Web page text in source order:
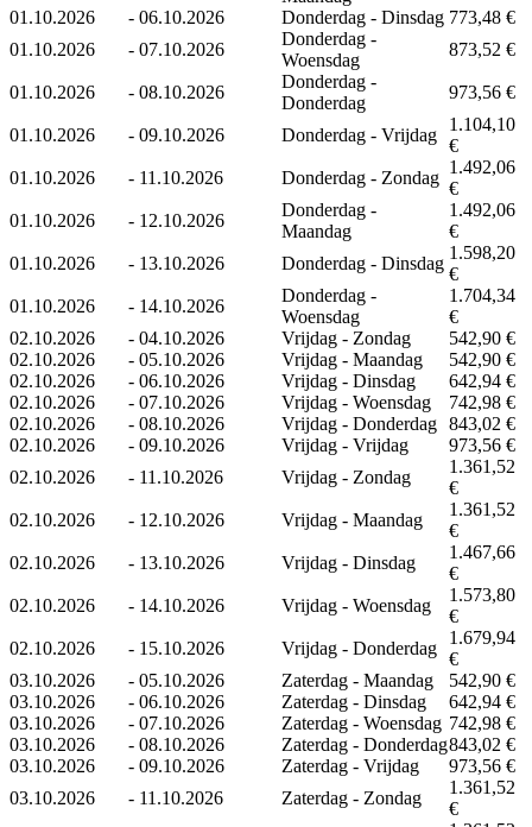
01.10.2026
- 06.10.2026 Donderdag - Dinsdag 773,48 €
01.10.2026
- 07.10.2026
Donderdag -
Woensdag
873,52 €
01.10.2026 - 08.10.2026
Donderdag -
Donderdag
973,56 €
01.10.2026 - 09.10.2026 Donderdag - Vrijdag
1.104,10
€
01.10.2026
- 11.10.2026 Donderdag - Zondag
1.492,06
€
01.10.2026
- 12.10.2026
Donderdag -
Maandag
1.492,06
€
01.10.2026
- 13.10.2026 Donderdag - Dinsdag
1.598,20
€
01.10.2026
- 14.10.2026
Donderdag -
Woensdag
1.704,34
€
02.10.2026
- 04.10.2026 Vrijdag - Zondag
542,90 €
02.10.2026
- 05.10.2026 Vrijdag - Maandag
542,90 €
02.10.2026
- 06.10.2026 Vrijdag - Dinsdag
642,94 €
02.10.2026
- 07.10.2026 Vrijdag - Woensdag
742,98 €
02.10.2026
- 08.10.2026 Vrijdag - Donderdag 843,02 €
02.10.2026
- 09.10.2026 Vrijdag - Vrijdag
973,56 €
02.10.2026
- 11.10.2026 Vrijdag - Zondag
1.361,52
€
02.10.2026
- 12.10.2026 Vrijdag - Maandag
1.361,52
€
02.10.2026
- 13.10.2026 Vrijdag - Dinsdag
1.467,66
€
02.10.2026
- 14.10.2026 Vrijdag - Woensdag
1.573,80
€
02.10.2026
- 15.10.2026 Vrijdag - Donderdag
1.679,94
€
03.10.2026
- 05.10.2026 Zaterdag - Maandag
542,90 €
03.10.2026
- 06.10.2026 Zaterdag - Dinsdag
642,94 €
03.10.2026
- 07.10.2026 Zaterdag - Woensdag 742,98 €
03.10.2026
- 08.10.2026 Zaterdag - Donderdag843,02 €
03.10.2026
- 09.10.2026 Zaterdag - Vrijdag
973,56 €
03.10.2026
- 11.10.2026 Zaterdag - Zondag
1.361,52
€